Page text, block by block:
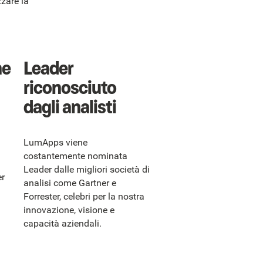
Leader
riconosciuto
dagli analisti
LumApps viene
costantemente nominata
Leader dalle migliori società di
analisi come Gartner e
Forrester, celebri per la nostra
innovazione, visione e
capacità aziendali.